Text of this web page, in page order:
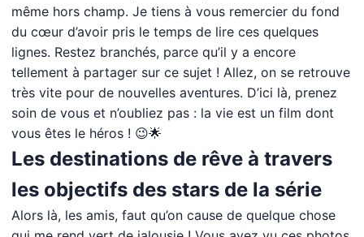
même hors champ. Je tiens à vous remercier du fond
du cœur d’avoir pris le temps de lire ces quelques
lignes. Restez branchés, parce qu’il y a encore
tellement à partager sur ce sujet ! Allez, on se retrouve
très vite pour de nouvelles aventures. D’ici là, prenez
soin de vous et n’oubliez pas : la vie est un film dont
vous êtes le héros ! 😉🌟
Les destinations de rêve à travers
les objectifs des stars de la série
Alors là, les amis, faut qu’on cause de quelque chose